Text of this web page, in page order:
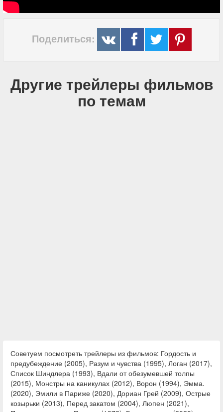
Поделиться:
Другие трейлеры фильмов
по темам
Советуем посмотреть трейлеры из фильмов: Гордость и
предубеждение (2005), Разум и чувства (1995), Логан (2017),
Список Шиндлера (1993), Вдали от обезумевшей толпы
(2015), Монстры на каникулах (2012), Ворон (1994), Эмма.
(2020), Эмили в Париже (2020), Дориан Грей (2009), Острые
козырьки (2013), Перед закатом (2004), Люпен (2021),